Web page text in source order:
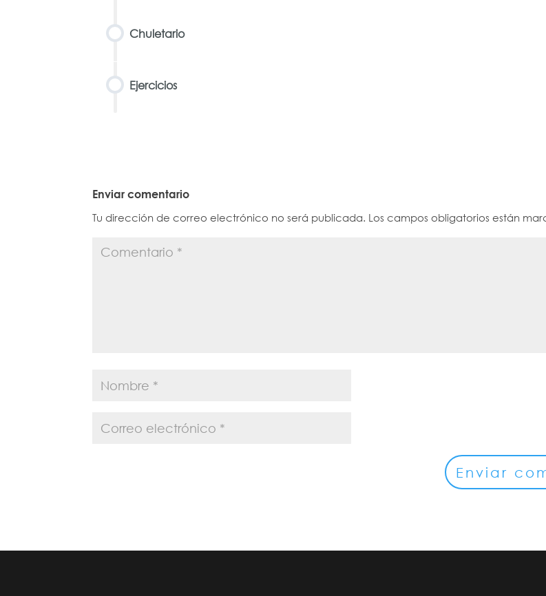
Chuletario
Ejercicios
Enviar comentario
Tu dirección de correo electrónico no será publicada. Los campos obligatorios están